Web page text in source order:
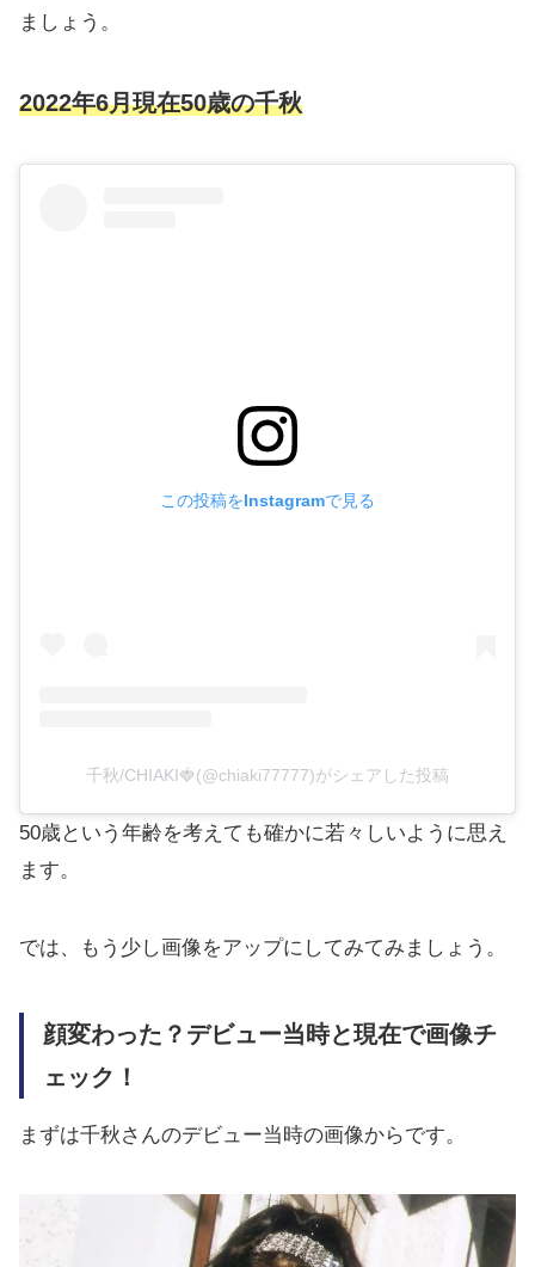
ましょう。
2022年6月現在50歳の千秋
この投稿をInstagramで見る
千秋/CHIAKI🍓(@chiaki77777)がシェアした投稿
50歳という年齢を考えても確かに若々しいように思え
ます。
では、もう少し画像をアップにしてみてみましょう。
顔変わった？デビュー当時と現在で画像チ
ェック！
まずは千秋さんのデビュー当時の画像からです。